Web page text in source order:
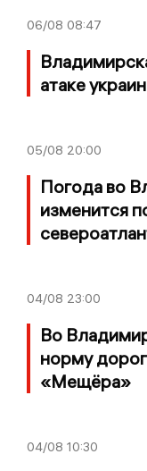
06/08 08:47
атаке
05/08 20:00
Погода во
изменится
04/08 23:00
Во
норму
«Мещёра»
04/08 10:30